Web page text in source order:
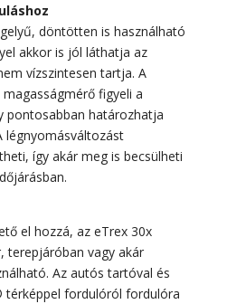
döntötten is használható
akkor is jól láthatja az
vízszintesen tartja. A
figyeli a
pontosabban határozhatja
légnyomásváltozást
így akár meg is becsülheti
el hozzá, az eTrex 30x
terepjáróban vagy akár
Az autós tartóval és
térképpel fordulóról fordulóra